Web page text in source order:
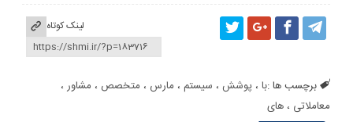
لینک کوتاه
برچسب ها :با ،پوشش ، سیستم ، مارس ، متخصص ، مشاور ،
معاملاتی ،های